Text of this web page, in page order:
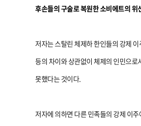
후손들의 구술로 복원한 소비에트의 위
저자는 스탈린 체제하 한인들의 강제
등의 차이와 상관없이 체제의 인민으
못했다는 것이다.
저자에 의하면 다른 민족들의 강제 이